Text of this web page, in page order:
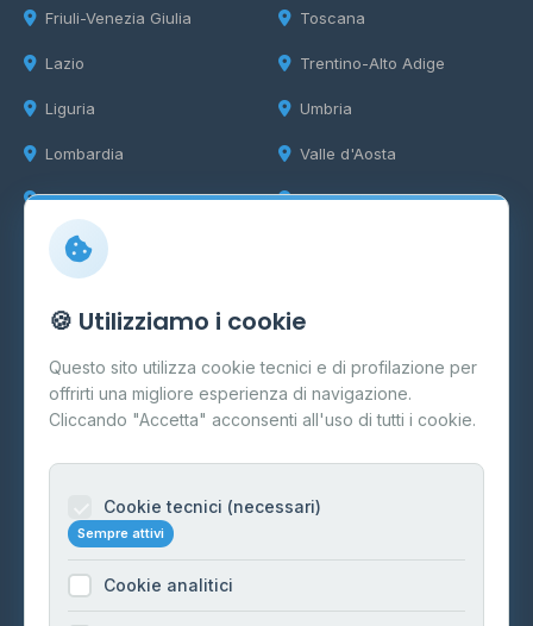
Friuli-Venezia Giulia
Lazio
Liguria
Lombardia
Marche
Toscana
Trentino-Alto Adige
Umbria
Valle d'Aosta
Veneto
Info
Cos'è il GPL
FAQ
Contatti
Informazioni legali
Cookie Policy
🍪 Utilizziamo i cookie
Questo sito utilizza cookie tecnici e di profilazione per
offrirti una migliore esperienza di navigazione.
Cliccando "Accetta" acconsenti all'uso di tutti i cookie.
Cookie tecnici (necessari)
Sempre attivi
Cookie analitici